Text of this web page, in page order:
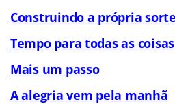
Construindo a própria sorte
Tempo para todas as coisas
Mais um passo
A alegria vem pela manhã